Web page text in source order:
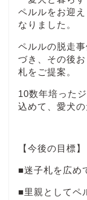
ペルルをお迎
なりました。
ペルルの脱走
づき、その後
札をご提案。
10数年培った
込めて、愛犬
【今後の目標】
■迷子札を広め
■里親としてペ